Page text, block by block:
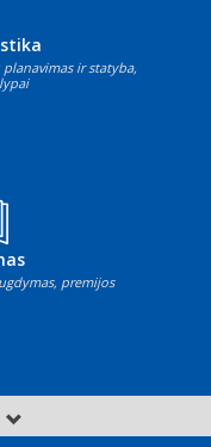
ir statyba,
premijos